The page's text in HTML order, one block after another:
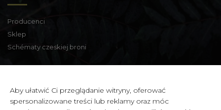
Producenci
Sklep
Schématy czeskiej broni
Aby ułatwić Ci przeglądanie witryny, oferować
spersonalizowane treści lub reklamy oraz móc